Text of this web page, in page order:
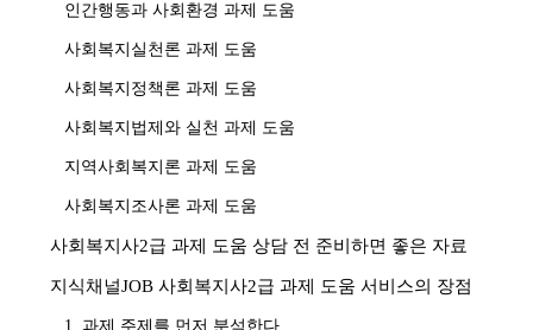
인간행동과 사회환경 과제 도움
사회복지실천론 과제 도움
사회복지정책론 과제 도움
사회복지법제와 실천 과제 도움
지역사회복지론 과제 도움
사회복지조사론 과제 도움
사회복지사2급 과제 도움 상담 전 준비하면 좋은 자료
지식채널JOB 사회복지사2급 과제 도움 서비스의 장점
1. 과제 주제를 먼저 분석한다